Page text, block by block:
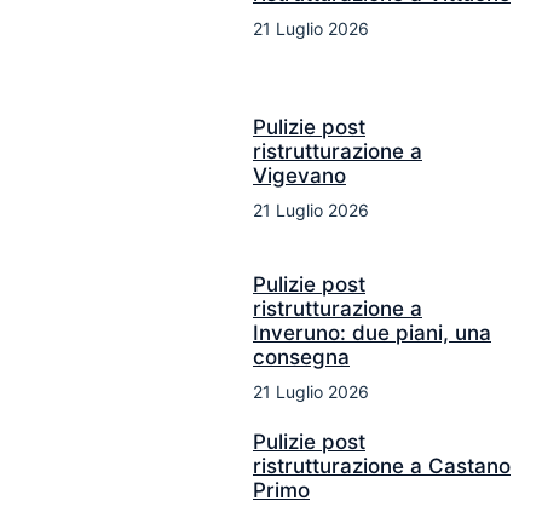
21 Luglio 2026
Pulizie post
ristrutturazione a
Vigevano
21 Luglio 2026
Pulizie post
ristrutturazione a
Inveruno: due piani, una
consegna
21 Luglio 2026
Pulizie post
ristrutturazione a Castano
Primo